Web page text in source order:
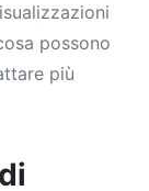
possono
più